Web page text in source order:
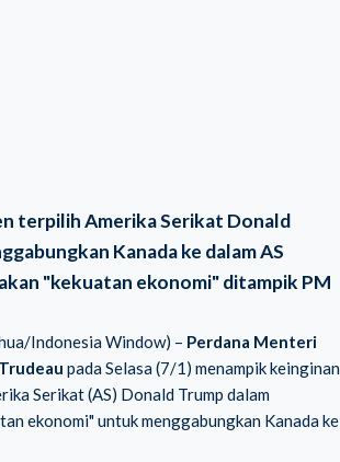
terpilih Amerika Serikat Donald
Kanada ke dalam AS
"kekuatan ekonomi" ditampik PM
Indonesia Window) – Perdana Menteri
pada Selasa (7/1) menampik keinginan
Serikat (AS) Donald Trump dalam
ekonomi" untukmenggabungkan Kanada ke